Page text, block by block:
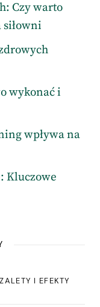
Czy warto
siłowni
wykonać i
wpływa na
Kluczowe
I EFEKTY